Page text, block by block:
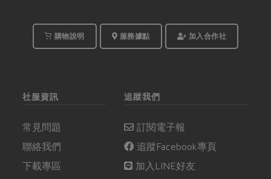
購物說明 服務據點 加入合作社
社服資訊
常見問題
聯絡我們
下載專區
追蹤我們
訂閱電子報
追蹤Facebook專頁
加入LINE好友